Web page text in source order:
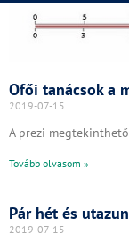
Ofői tanácsok a
2019-07-15
A prezi
Tovább olvasom »
Pár hét és
2019-07-15